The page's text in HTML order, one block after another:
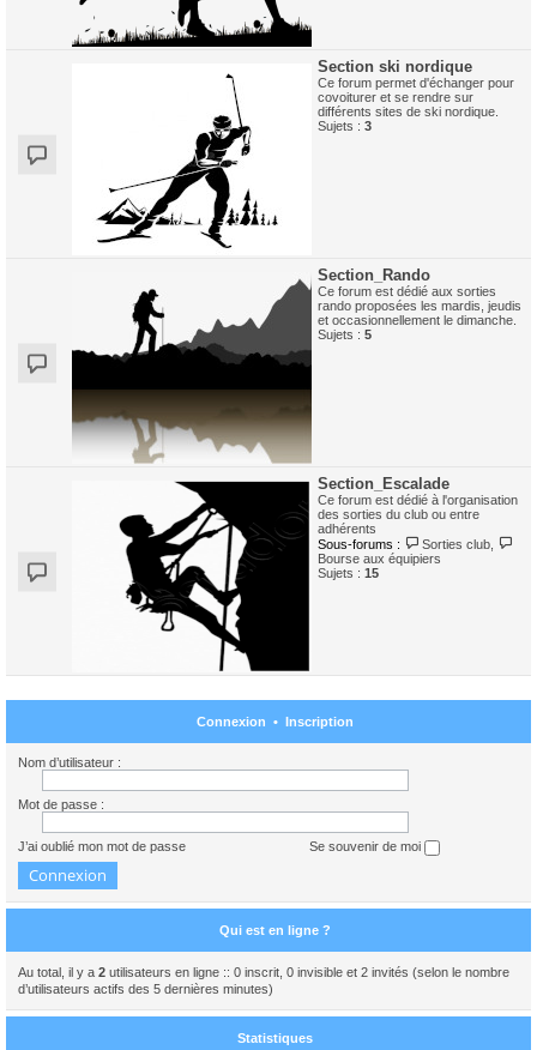
Section ski nordique
Ce forum permet d'échanger pour
covoiturer et se rendre sur
différents sites de ski nordique.
Sujets : 3
Section_Rando
Ce forum est dédié aux sorties
rando proposées les mardis, jeudis
et occasionnellement le dimanche.
Sujets : 5
Section_Escalade
Ce forum est dédié à l'organisation
des sorties du club ou entre
adhérents
Sous-forums :
Sorties club
Bourse aux équipiers
Sujets : 15
Connexion • Inscription
Nom d’utilisateur :
Mot de passe :
J’ai oublié mon mot de passe Se souvenir de moi
Qui est en ligne ?
Au total, il y a 2 utilisateurs en ligne :: 0 inscrit, 0 invisible et 2 invités (selon le nombre
d’utilisateurs actifs des 5 dernières minutes)
Statistiques